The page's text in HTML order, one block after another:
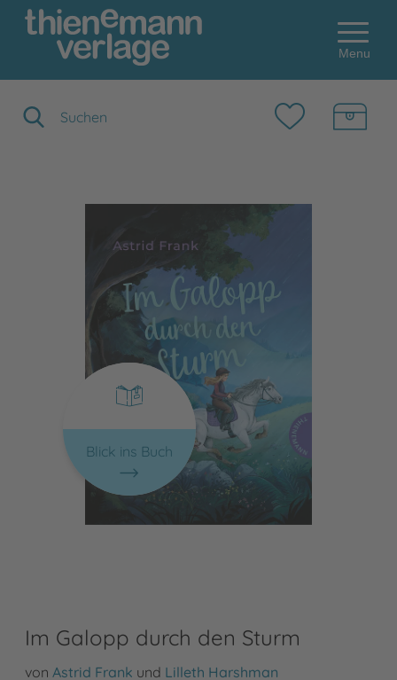
Menu
Blick ins Buch
Im Galopp durch den Sturm
von Astrid Frank und Lilleth Harshman